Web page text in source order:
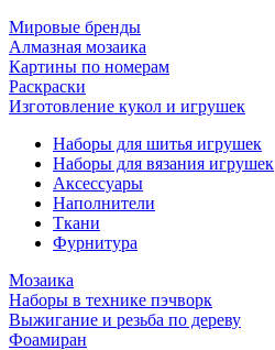
Мировые бренды
Алмазная мозаика
Картины по номерам
Раскраски
Изготовление кукол и игрушек
Наборы для шитья игрушек
Наборы для вязания игрушек
Аксессуары
Наполнители
Ткани
Фурнитура
Мозаика
Наборы в технике пэчворк
Выжигание и резьба по дереву
Фоамиран